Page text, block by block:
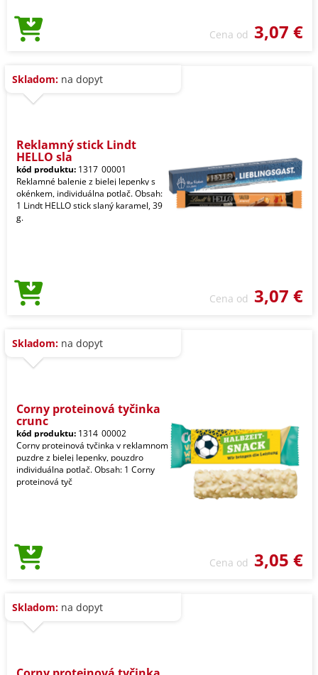
Cena od 3,07 €
Skladom: na dopyt
Reklamný stick Lindt
HELLO sla
kód produktu: 1317_00001
Reklamné balenie z bielej lepenky s
okénkem, individuálna potlač. Obsah:
1 Lindt HELLO stick slaný karamel, 39
g.
Cena od 3,07 €
Skladom: na dopyt
Corny proteinová tyčinka
crunc
kód produktu: 1314_00002
Corny proteinová tyčinka v reklamnom
puzdre z bielej lepenky, pouzdro
individuálna potlač. Obsah: 1 Corny
proteinová tyč
Cena od 3,05 €
Skladom: na dopyt